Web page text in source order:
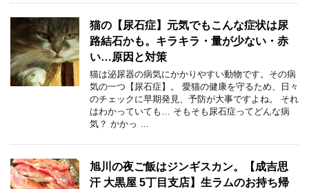
猫の【尿石症】元気でもこんな症状は尿
路結石かも。キラキラ・量が少ない・赤
い…原因と対策
猫は泌尿器の病気にかかりやすい動物です。その病
気の一つ【尿石症】。 愛猫の健康を守るため、日々
のチェックに早期発見、予防が大事ですよね。 それ
はわかっていても… そもそも尿石症ってどんな病
気？ かかっ …
旭川の夜ご飯はジンギスカン。【成吉思
汗 大黒屋 5丁目支店】生ラムのお持ち帰